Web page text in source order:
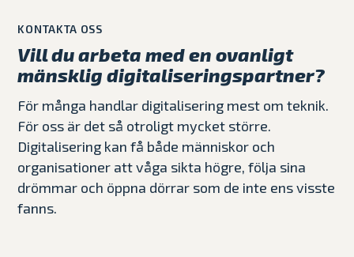
KONTAKTA OSS
Vill du arbeta med en ovanligt
mänsklig digitaliseringspartner?
För många handlar digitalisering mest om teknik.
För oss är det så otroligt mycket större.
Digitalisering kan få både människor och
organisationer att våga sikta högre, följa sina
drömmar och öppna dörrar som de inte ens visste
fanns.